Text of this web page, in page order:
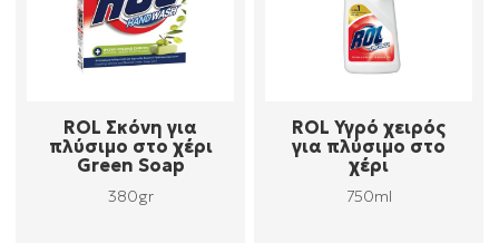
ROL Σκόνη για
πλύσιμο στο χέρι
Green Soap
380gr
ROL Υγρό χειρός
για πλύσιμο στο
χέρι
750ml